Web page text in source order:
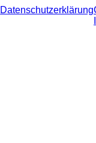
Datenschutzerklärung